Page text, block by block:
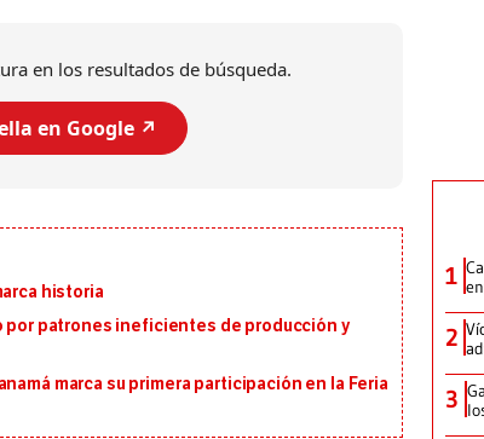
en los resultados de búsqueda.
en Google ↗️
historia
por patrones ineficientes de producción y
marca su primera participación en la Feria
1
2
3